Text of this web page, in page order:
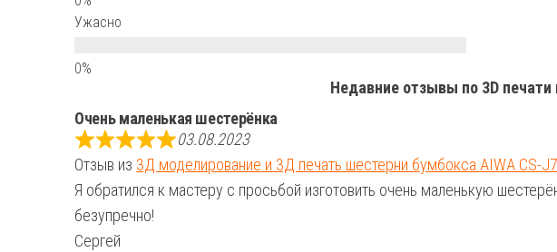
Ужасно
Недавние отзывы по 3D печати
Очень маленькая шестерёнка
03.08.2023
Отзыв из 3Д моделирование и 3Д печать шестерни бумбокса AIWA CS-
Я обратился к мастеру с просьбой изготовить очень маленькую
безупречно!
Сергей